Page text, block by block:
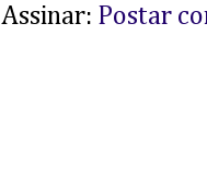
Assinar: Postar